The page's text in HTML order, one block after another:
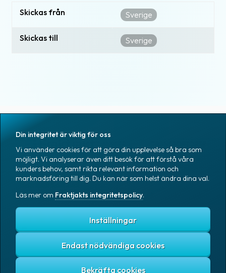
Skickas från Sverige
Skickas till Sverige
Baserat på 1tn omdömen
Google
Skicka paket & pall
Spåra paket
ombud
Gratis TA-system
Abonnemang
Verktyg för
utvecklare
Bring E-commerce
& Logistics AB
DHL Freight
DSV Road Sweden
FedEx
Ntex AB
PostNord Sverige
Din integritet är viktig för oss
Vi använder cookies för att göra din upplevelse så bra som
möjligt. Vi analyserar även ditt besök för att förstå våra
kunders behov, samt rikta relevant information och
marknadsföring till dig. Du kan när som helst ändra dina val.
Läs mer om Fraktjakts integritetspolicy.
Inställningar
Endast nödvändiga cookies